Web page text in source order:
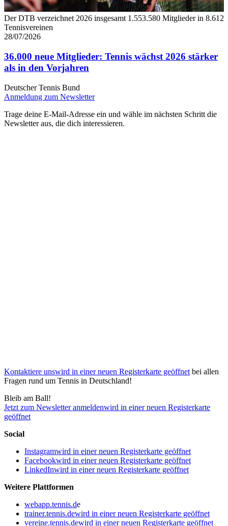
Der DTB verzeichnet 2026 insgesamt 1.553.580 Mitglieder in 8.612
Tennisvereinen
28/07/2026
36.000 neue Mitglieder: Tennis wächst 2026 stärker
als in den Vorjahren
Deutscher Tennis Bund
Anmeldung zum Newsletter
Trage deine E-Mail-Adresse ein und wähle im nächsten Schritt die
Newsletter aus, die dich interessieren.
Kontaktiere unswird in einer neuen Registerkarte geöffnet bei allen
Fragen rund um Tennis in Deutschland!
Bleib am Ball!
Jetzt zum Newsletter anmeldenwird in einer neuen Registerkarte
geöffnet
Social
Instagramwird in einer neuen Registerkarte geöffnet
Facebookwird in einer neuen Registerkarte geöffnet
LinkedInwird in einer neuen Registerkarte geöffnet
Weitere Plattformen
webapp.tennis.de
trainer.tennis.dewird in einer neuen Registerkarte geöffnet
vereine.tennis.dewird in einer neuen Registerkarte geöffnet